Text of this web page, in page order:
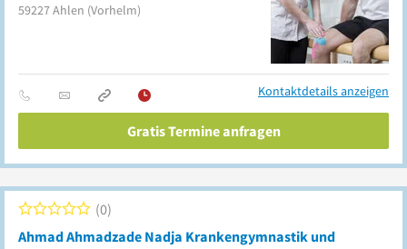
59227Ahlen (Vorhelm)
Kontaktdetails anzeigen
Gratis Termine anfragen
Ahmad Ahmadzade Nadja Krankengymnastik und
0